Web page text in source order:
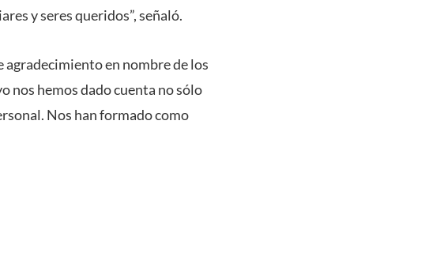
y seres queridos”, señaló.
en nombre de los
nos hemos dado cuenta no sólo
Nos han formado como